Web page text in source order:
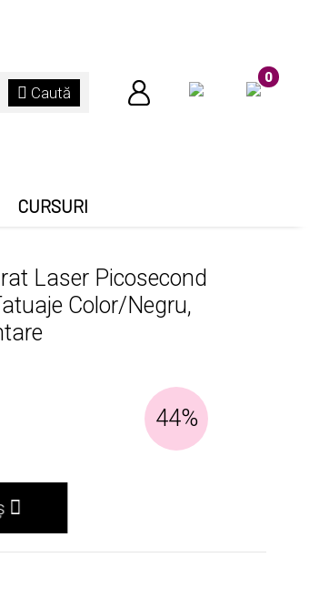
Caută
0
CURSURI
Laser Picosecond
Color/Negru,
44%